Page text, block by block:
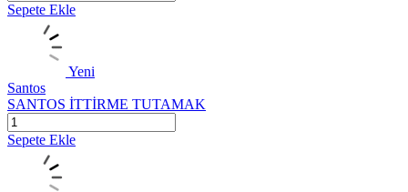
Sepete Ekle
Yeni
Santos
SANTOS İTTİRME TUTAMAK
Sepete Ekle